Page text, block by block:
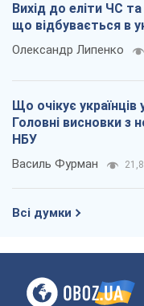
Вихід до еліти ЧС
що відбувається в
Олександр Липенко
Що очікує
Головні висновки з
НБУ
Василь Фурман
Всі думки